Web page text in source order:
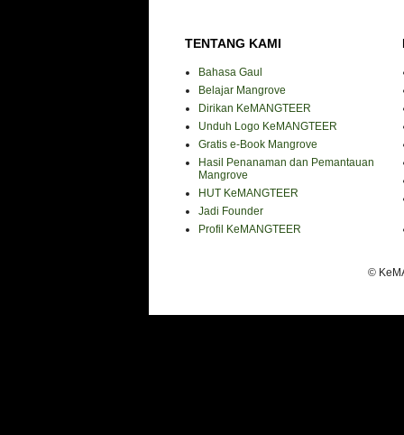
TENTANG KAMI
Bahasa Gaul
Belajar Mangrove
Dirikan KeMANGTEER
Unduh Logo KeMANGTEER
Gratis e-Book Mangrove
Hasil Penanaman dan Pemantauan
Mangrove
HUT KeMANGTEER
Jadi Founder
Profil KeMANGTEER
©